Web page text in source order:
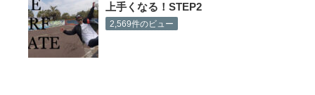
上手くなる！STEP2
2,569件のビュー